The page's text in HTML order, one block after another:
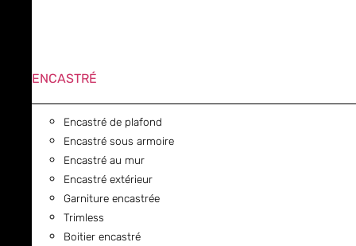
ENCASTRÉ
Encastré de plafond
Encastré sous armoire
Encastré au mur
Encastré extérieur
Garniture encastrée
Trimless
Boitier encastré